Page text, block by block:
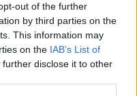
out of the further
by third parties on the
This information may
on the IAB’s List of
further disclose it to other
με Πάρκινσον
πιο πιθανό να
αλλαγές